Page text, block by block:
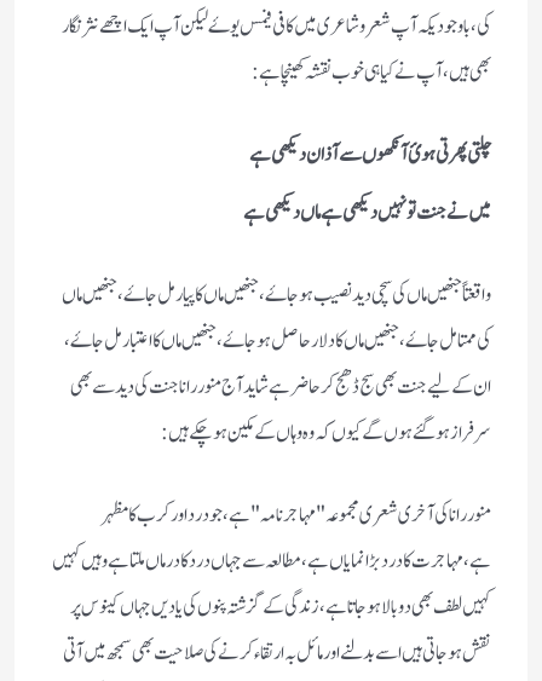
کی،باوجودیکہ آپ شعرو شاعری میں کافی فیمس یوۓ لیکن آپ ایک اچھے نثر نگار
بھی ہیں ،آپ نے کیا ہی خوب نقشہ کھینچا ہے:
چلتی پھرتی ہوئ آنکھوں سے آذان دیکھی ہے
میں نے جنت تو نہیں دیکھی ہے ماں دیکھی ہے
واقعتاً جنھیں ماں کی سچی دید نصیب ہوجاۓ،جنھیں ماں کا پیار مل جاۓ،جنھیں ماں
کی ممتا مل جاۓ، جنھیں ماں کا دلار حاصل ہوجاۓ، جنھیں ماں کا اعتبار مل جاۓ،
ان کے لیے جنت بھی سج ڈھج کر حاضر ہے شاید آج منور رانا جنت کی دید سے بھی
سرفراز ہوگئے ہوں گے کیوں کہ وہ وہاں کے مکین ہوچکے ہیں:
منور رانا کی آخری شعری مجموعہ "مہاجر نامہ "ہے، جودرد اور کرب کا مظہر
ہے،مہاجرت کا درد بڑا نمایاں ہے،مطالعہ سے جہاں درد کا درماں ملتا ہے وہیں کہیں
کہیں لطف بھی دوبالا ہوجاتا ہے،زندگی کے گزشتہ پنوں کی یادیں جہاں کینوس پر
نقش ہوجاتی ہیں اسے بدلنے اور مائل بہ ارتقاء کرنے کی صلاحیت بھی سمجھ میں آتی